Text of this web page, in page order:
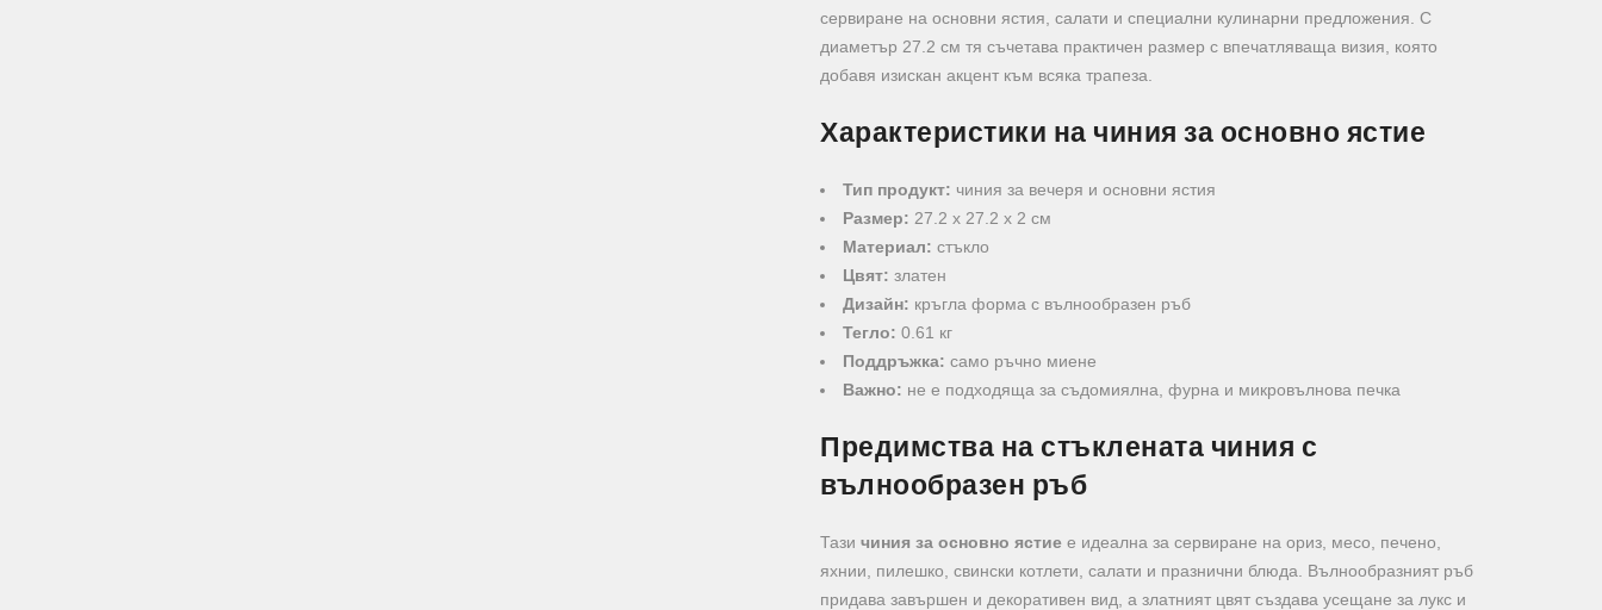
сервиране на основни ястия, салати и специални кулинарни предложения. С
диаметър 27.2 см тя съчетава практичен размер с впечатляваща визия, която
добавя изискан акцент към всяка трапеза.
Характеристики на чиния за основно ястие
Тип продукт: чиния за вечеря и основни ястия
Размер: 27.2 x 27.2 x 2 см
Материал: стъкло
Цвят: златен
Дизайн: кръгла форма с вълнообразен ръб
Тегло: 0.61 кг
Поддръжка: само ръчно миене
Важно: не е подходяща за съдомиялна, фурна и микровълнова печка
Предимства на стъклената чиния с
вълнообразен ръб
Тази чиния за основно ястие е идеална за сервиране на ориз, месо, печено,
яхнии, пилешко, свински котлети, салати и празнични блюда. Вълнообразният ръб
придава завършен и декоративен вид, а златният цвят създава усещане за лукс и